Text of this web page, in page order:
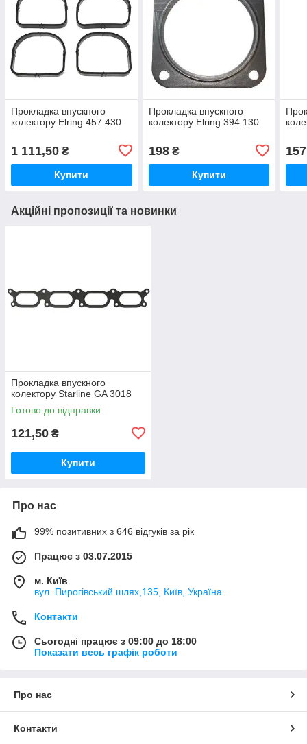
Прокладка впускного
колектору Elring 457.430
1 111,50 ₴
Купити
Прокладка впускного
колектору Elring 394.130
198₴
Купити
Акційні пропозиції та новинки
Прокладка впускного
колектору Starline GA 3018
Готово до відправки
121,50 ₴
Купити
Про нас
99% позитивних з 646 відгуків за рік
Працює з 03.07.2015
м. Київ
вул. Пирогівський шлях,135, Київ, Україна
Контакти
Сьогодні працює з 09:00 до 18:00
Показати весь графік роботи
Про нас
Контакти